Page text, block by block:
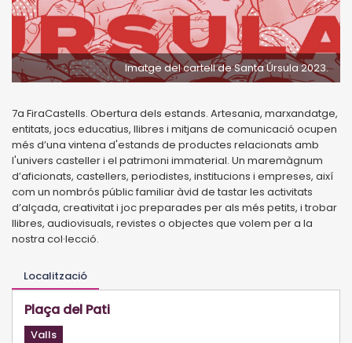
Imatge del cartell de Santa Úrsula 2023.
7a FiraCastells. Obertura dels estands. Artesania, marxandatge,
entitats, jocs educatius, llibres i mitjans de comunicació ocupen
més d’una vintena d'estands de productes relacionats amb
l'univers casteller i el patrimoni immaterial. Un maremàgnum
d’aficionats, castellers, periodistes, institucions i empreses, així
com un nombrós públic familiar àvid de tastar les activitats
d’alçada, creativitat i joc preparades per als més petits, i trobar
llibres, audiovisuals, revistes o objectes que volem per a la
nostra col·lecció.
Localització
Plaça del Pati
Valls